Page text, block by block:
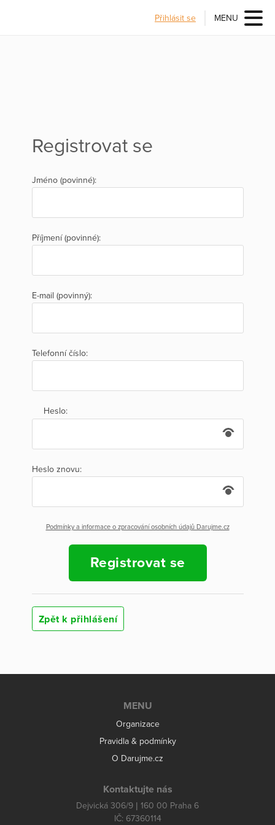
Přihlásit se MENU
Registrovat se
Jméno (povinné):
Příjmení (povinné):
E-mail (povinný):
Telefonní číslo:
Heslo:
Heslo znovu:
Podmínky a informace o zpracování osobních údajů Darujme.cz
Registrovat se
Zpět k přihlášení
MENU
Organizace
Pravidla & podmínky
O Darujme.cz
Kontaktujte nás
Dejvická 306/9 | 160 00 Praha 6
IČ: 67360114